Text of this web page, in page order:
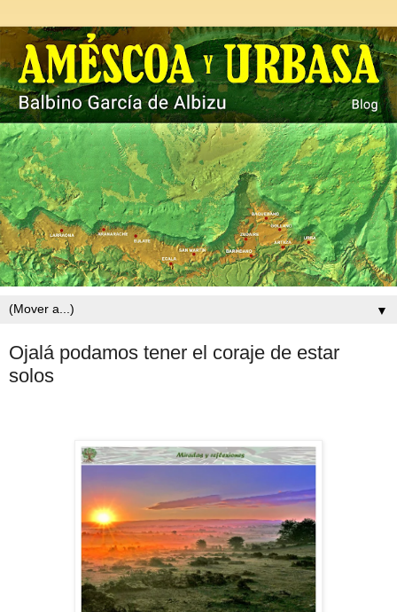
▼
Ojalá podamos tener el coraje de estar
solos